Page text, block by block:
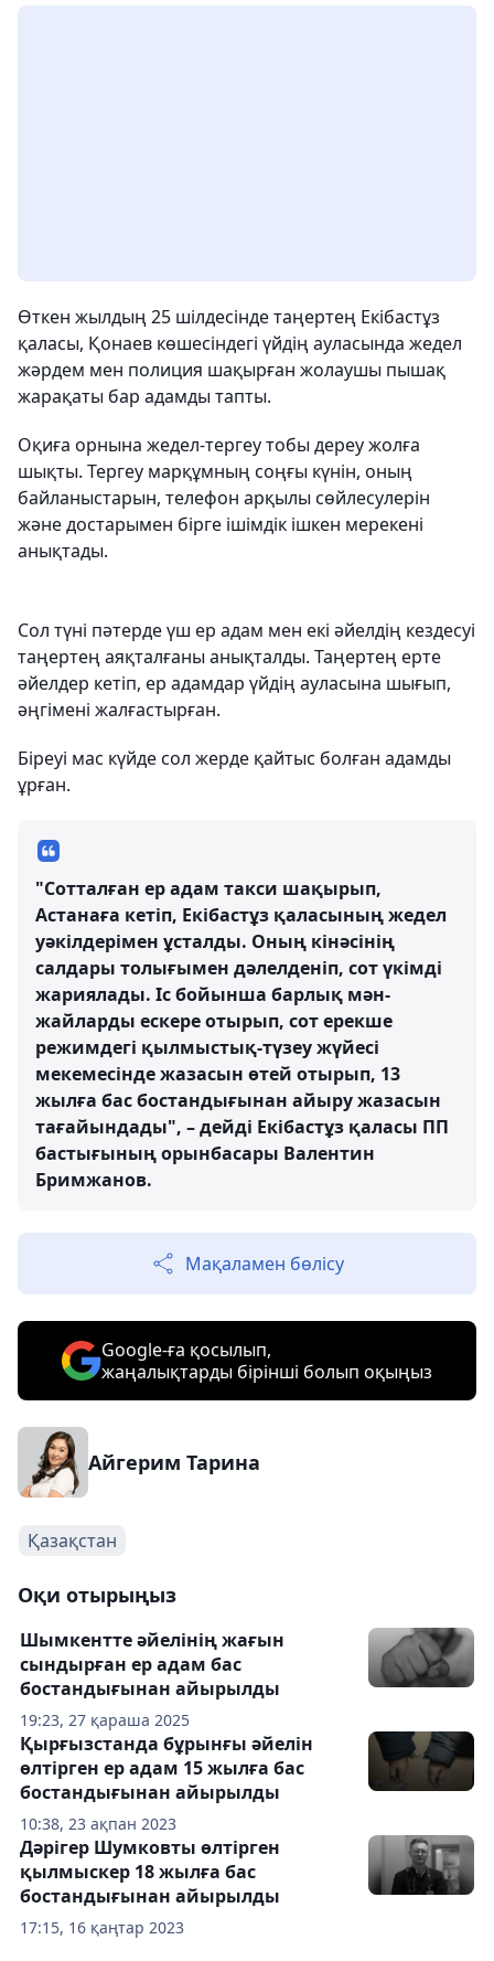
Өткен жылдың 25 шілдесінде таңертең Екібастұз
қаласы, Қонаев көшесіндегі үйдің ауласында жедел
жәрдем мен полиция шақырған жолаушы пышақ
жарақаты бар адамды тапты.
Оқиға орнына жедел-тергеу тобы дереу жолға
шықты. Тергеу марқұмның соңғы күнін, оның
байланыстарын, телефон арқылы сөйлесулерін
және достарымен бірге ішімдік ішкен мерекені
анықтады.
Сол түні пәтерде үш ер адам мен екі әйелдің кездесуі
таңертең аяқталғаны анықталды. Таңертең ерте
әйелдер кетіп, ер адамдар үйдің ауласына шығып,
әңгімені жалғастырған.
Біреуі мас күйде сол жерде қайтыс болған адамды
ұрған.
"Сотталған ер адам такси шақырып,
Астанаға кетіп, Екібастұз қаласының жедел
уәкілдерімен ұсталды. Оның кінәсінің
салдары толығымен дәлелденіп, сот үкімді
жариялады. Іс бойынша барлық мән-
жайларды ескере отырып, сот ерекше
режимдегі қылмыстық-түзеу жүйесі
мекемесінде жазасын өтей отырып, 13
жылға бас бостандығынан айыру жазасын
тағайындады", – дейді Екібастұз қаласы ПП
бастығының орынбасары Валентин
Бримжанов.
Мақаламен бөлісу
Google-ға қосылып,
жаңалықтарды бірінші болып оқыңыз
Айгерим Тарина
Қазақстан
Оқи отырыңыз
19:23, 27 қараша 2025
Шымкентте әйелінің жағын
сындырған ер адам бас
бостандығынан айырылды
10:38, 23 ақпан 2023
Қырғызстанда бұрынғы әйелін
өлтірген ер адам 15 жылға бас
бостандығынан айырылды
17:15, 16 қаңтар 2023
Дәрігер Шумковты өлтірген
қылмыскер 18 жылға бас
бостандығынан айырылды